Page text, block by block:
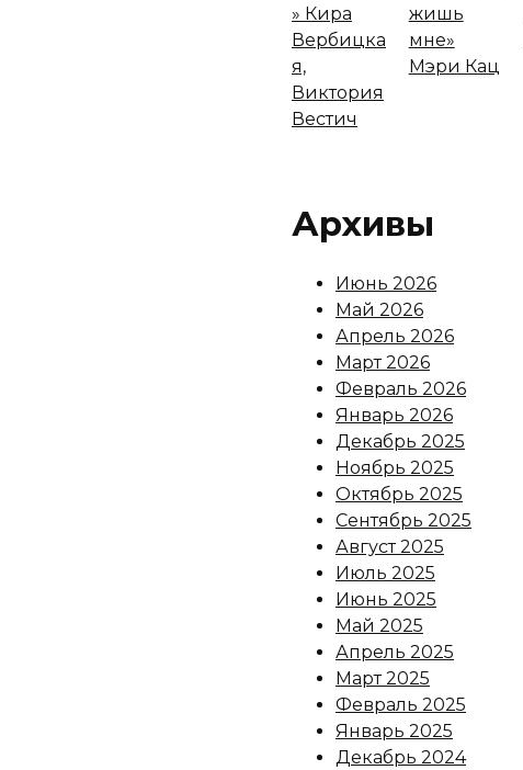
» Кира
Вербицка
я,
Виктория
Вестич
жишь
мне»
Мэри Кац
Архивы
Июнь 2026
Май 2026
Апрель 2026
Март 2026
Февраль 2026
Январь 2026
Декабрь 2025
Ноябрь 2025
Октябрь 2025
Сентябрь 2025
Август 2025
Июль 2025
Июнь 2025
Май 2025
Апрель 2025
Март 2025
Февраль 2025
Январь 2025
Декабрь 2024